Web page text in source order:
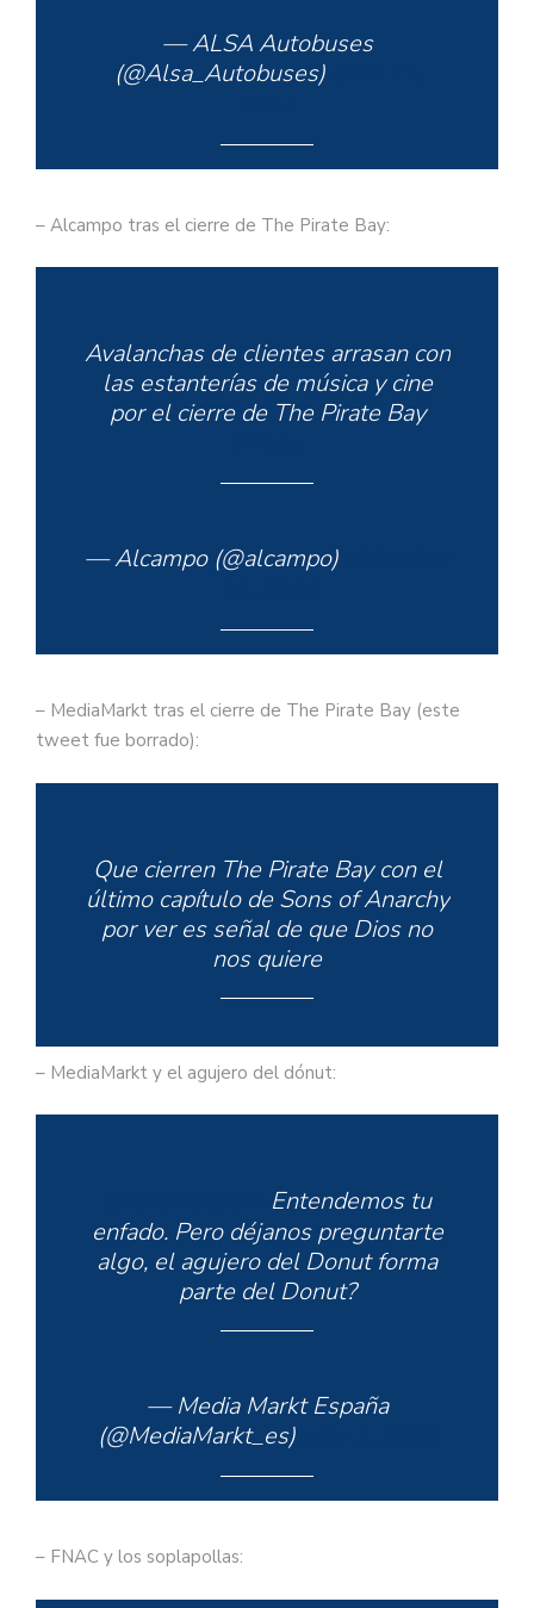
— ALSA Autobuses
(@Alsa_Autobuses)
– Alcampo tras el cierre de The Pirate Bay:
Avalanchas de clientes arrasan con
las estanterías de música y cine
por el cierre de The Pirate Bay
— Alcampo (@alcampo)
– MediaMarkt tras el cierre de The Pirate Bay (este
tweet fue borrado):
Que cierren The Pirate Bay con el
último capítulo de Sons of Anarchy
por ver es señal de que Dios no
nos quiere
– MediaMarkt y el agujero del dónut:
Entendemos tu
enfado. Pero déjanos preguntarte
algo, el agujero del Donut forma
parte del Donut?
— Media Markt España
(@MediaMarkt_es)
– FNAC y los soplapollas: